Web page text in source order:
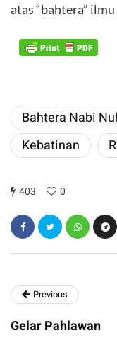
atas “bahtera”
Bahtera Nabi
Kebatinan
403 0
Previous
Gelar Pahlawan